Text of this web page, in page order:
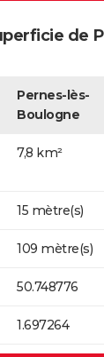
de
Pernes-lès-
Boulogne
7,8 km²
15 mètre(s)
109 mètre(s)
50.748776
1.697264